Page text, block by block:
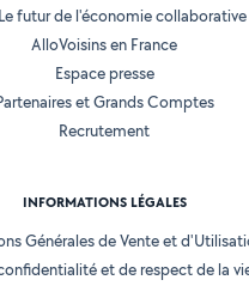
futur de l'économie collaborative
AlloVoisins en France
Espace presse
et Grands Comptes
Recrutement
INFORMATIONS LÉGALES
Générales de Vente et
et de respect de la